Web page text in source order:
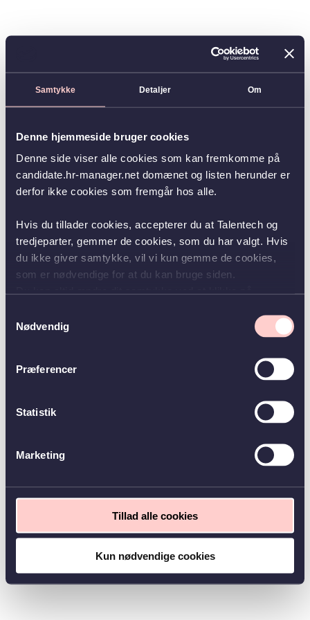
Samtykke Detaljer Om
Denne hjemmeside bruger cookies
Denne side viser alle cookies som kan fremkomme på
candidate.hr-manager.net domænet og listen herunder er
derfor ikke cookies som fremgår hos alle.
Hvis du tillader cookies, accepterer du at Talentech og
tredjeparter, gemmer de cookies, som du har valgt. Hvis
du ikke giver samtykke, vil vi kun gemme de cookies,
som er nødvendige for at du kan bruge siden.
Nødvendig
Præferencer
Statistik
Marketing
Tillad alle cookies
Kun nødvendige cookies